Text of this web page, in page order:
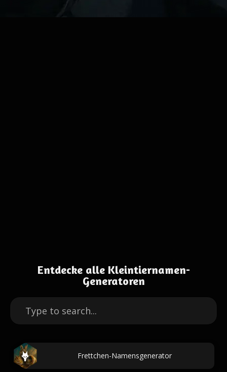
Entdecke alle Kleintiernamen-
Generatoren
Frettchen-Namensgenerator